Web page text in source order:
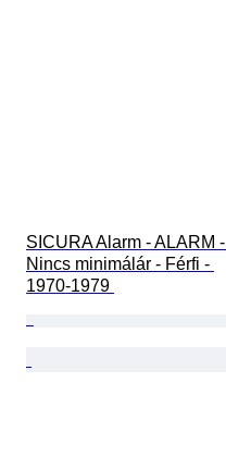
SICURA Alarm - ALARM -
Nincs minimálár - Férfi -
1970-1979